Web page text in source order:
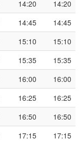
14:20
14:20
14:45
14:45
15:10
15:10
15:35
15:35
16:00
16:00
16:25
16:25
16:50
16:50
17:15
17:15